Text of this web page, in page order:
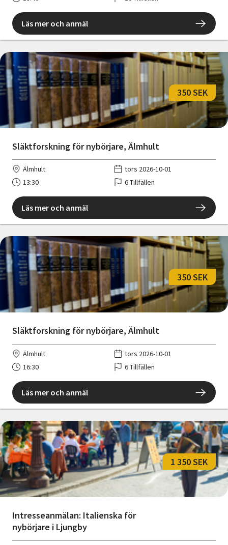
Läs mer och anmäl
Släktforskning för nybörjare, Älmhult
350 SEK
Älmhult
tors 2026-10-01
13:30
6 Tillfällen
Läs mer och anmäl
Släktforskning för nybörjare, Älmhult
350 SEK
Älmhult
tors 2026-10-01
16:30
6 Tillfällen
Läs mer och anmäl
Intresseanmälan: Italienska för
nybörjare i Ljungby
1 350 SEK